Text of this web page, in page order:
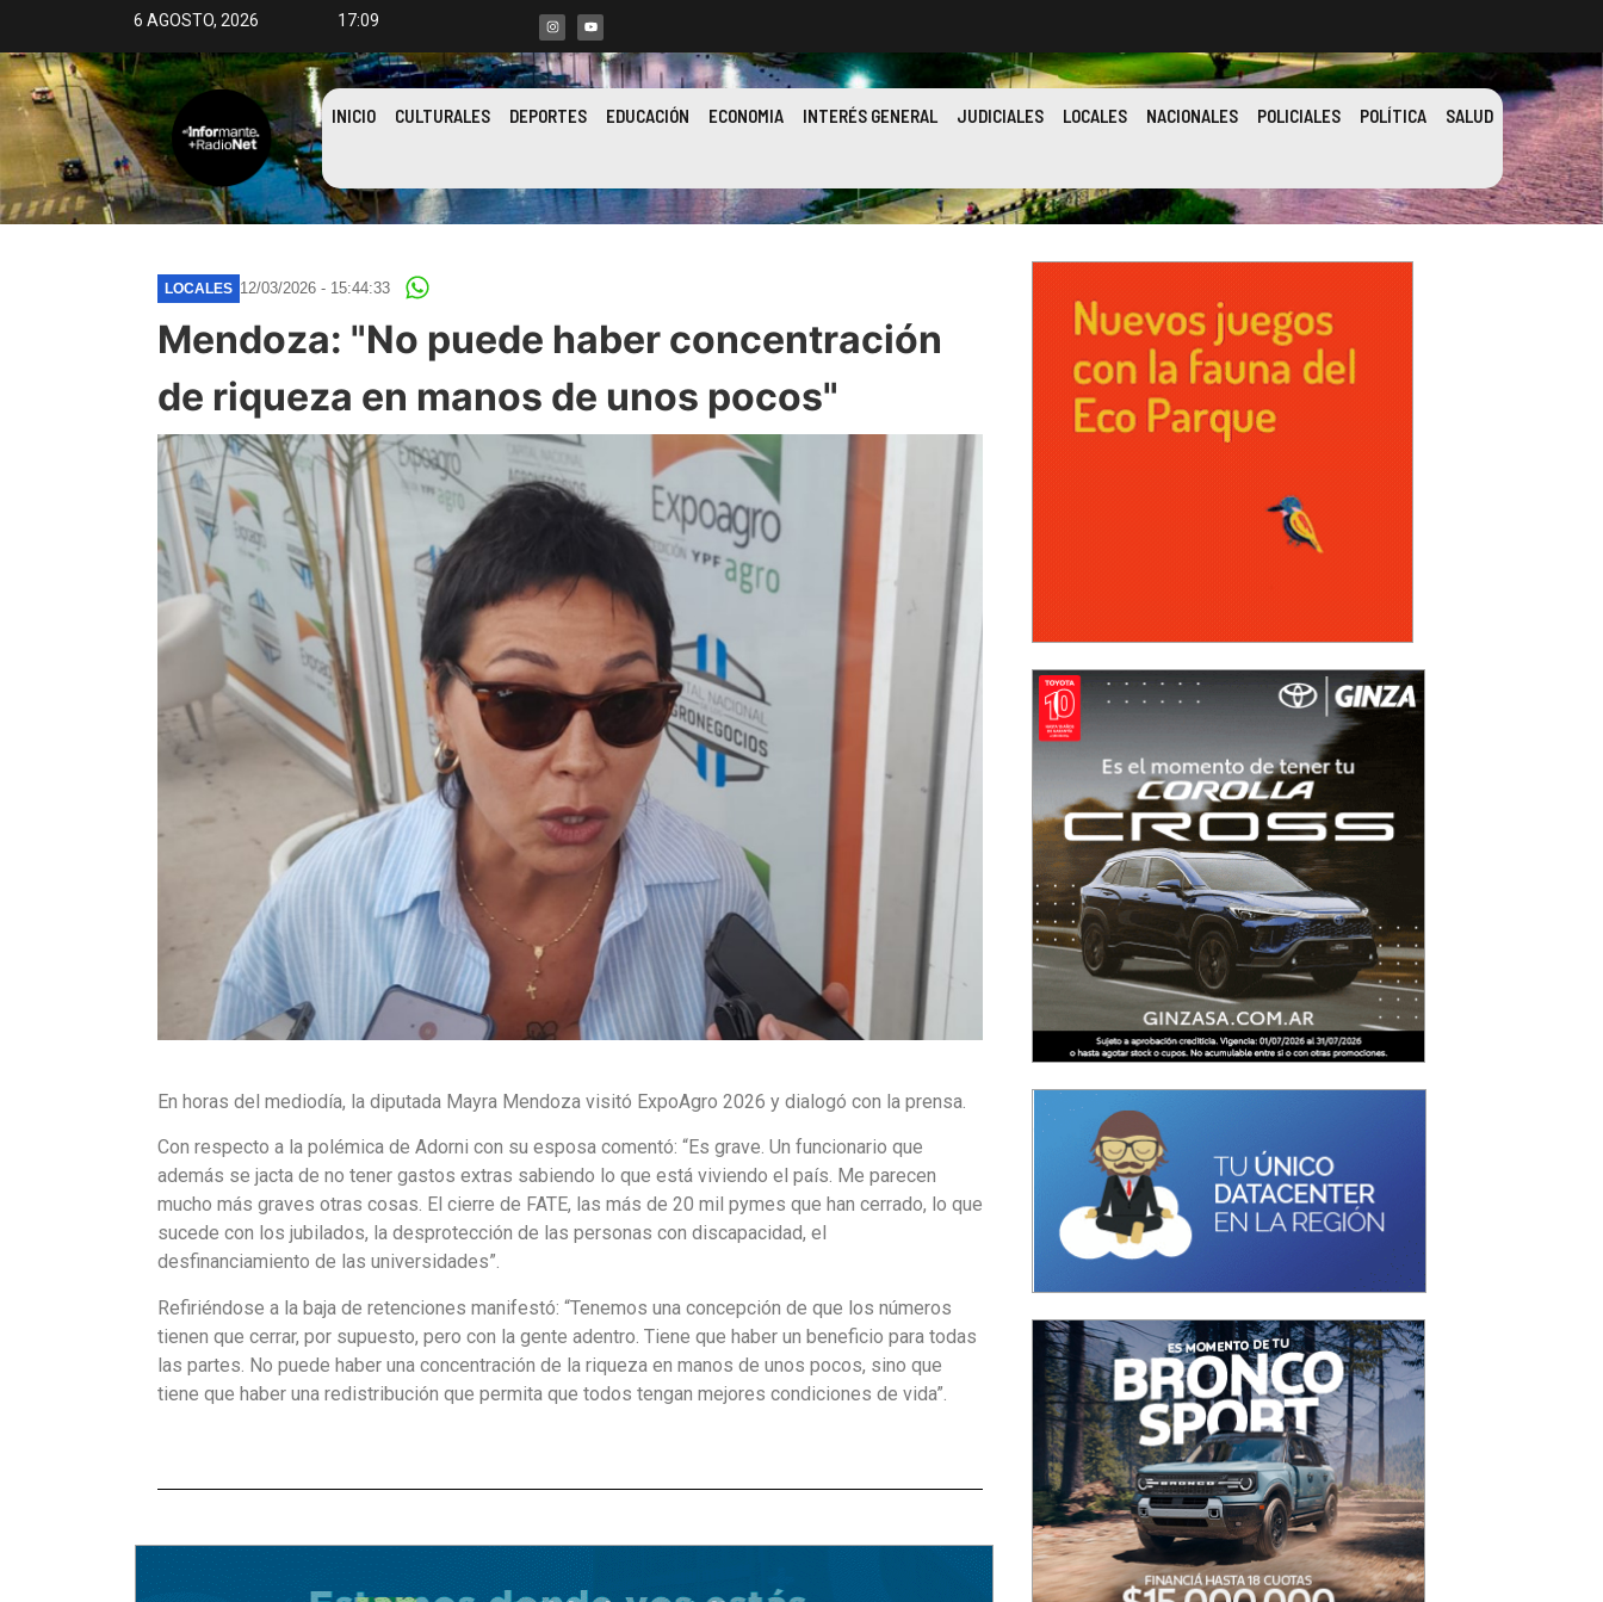
6 AGOSTO, 2026 17:09
INICIO CULTURALES DEPORTES EDUCACIÓN ECONOMIA INTERÉS GENERAL JUDICIALES LOCALES NACIONALES POLICIALES POLÍTICA SALUD
LOCALES 12/03/2026 - 15:44:33
Mendoza: "No puede haber concentración
de riqueza en manos de unos pocos"
En horas del mediodía, la diputada Mayra Mendoza visitó ExpoAgro 2026 y dialogó con la prensa.
Con respecto a la polémica de Adorni con su esposa comentó: “Es grave. Un funcionario que
además se jacta de no tener gastos extras sabiendo lo que está viviendo el país. Me parecen
mucho más graves otras cosas. El cierre de FATE, las más de 20 mil pymes que han cerrado, lo que
sucede con los jubilados, la desprotección de las personas con discapacidad, el
desfinanciamiento de las universidades”.
Refiriéndose a la baja de retenciones manifestó: “Tenemos una concepción de que los números
tienen que cerrar, por supuesto, pero con la gente adentro. Tiene que haber un beneficio para todas
las partes. No puede haber una concentración de la riqueza en manos de unos pocos, sino que
tiene que haber una redistribución que permita que todos tengan mejores condiciones de vida”.